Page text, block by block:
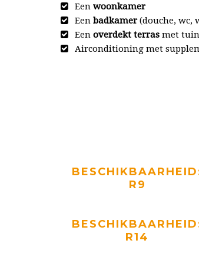
Een woonkamer
Een badkamer(douche, wc,
Een overdekt terras met
Airconditioning met
R9
R14